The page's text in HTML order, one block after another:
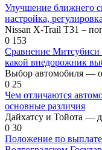
Улучшение ближнего
настройка,
Nissan X-Trail T31 –
0 153
Сравнение
какой внедорожник
Выбор автомобиля —
0 25
Чем отличаются
основные различия
Дайхатсу и Тойота —
0 30
Положение по